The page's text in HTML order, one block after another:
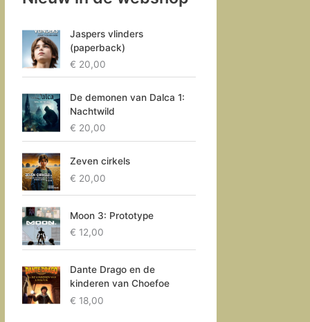
Jaspers vlinders
(paperback)
€ 20,00
De demonen van Dalca 1:
Nachtwild
€ 20,00
Zeven cirkels
€ 20,00
Moon 3: Prototype
€ 12,00
Dante Drago en de
kinderen van Choefoe
€ 18,00